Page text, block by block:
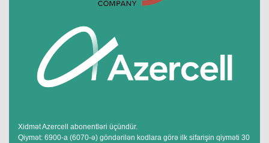
Xidmət Azercell abonentləri üçündür.
Qiymət: 6900-a (6070-ə) göndərilən kodlara görə ilk sifarişin qiyməti 30